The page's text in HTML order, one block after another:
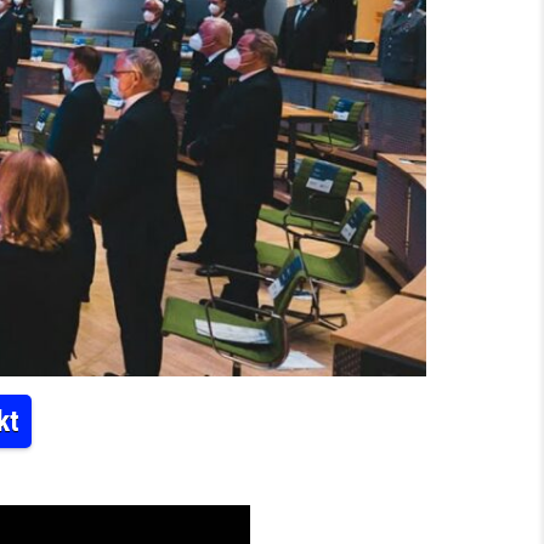
– DAS VIDEO ZUM FESTAKT